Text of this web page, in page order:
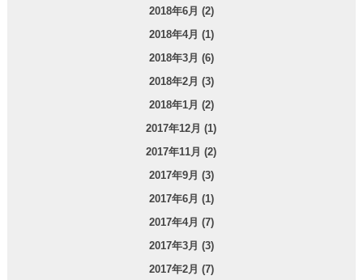
2018年6月 (2)
2018年4月 (1)
2018年3月 (6)
2018年2月 (3)
2018年1月 (2)
2017年12月 (1)
2017年11月 (2)
2017年9月 (3)
2017年6月 (1)
2017年4月 (7)
2017年3月 (3)
2017年2月 (7)